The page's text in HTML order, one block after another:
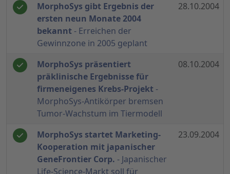
MorphoSys gibt Ergebnis der
ersten neun Monate 2004
bekannt- Erreichen der
Gewinnzone in 2005 geplant
28.10.2004
MorphoSys präsentiert
präklinische Ergebnisse für
firmeneigenes Krebs-Projekt -
MorphoSys-Antikörper bremsen
Tumor-Wachstum im Tiermodell
08.10.2004
MorphoSys startet Marketing-
Kooperation mit japanischer
GeneFrontier Corp. - Japanischer
Life-Science-Markt soll für
23.09.2004